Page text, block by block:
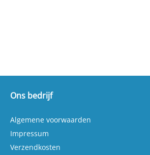
Ons bedrijf
Algemene voorwaarden
Impressum
Verzendkosten